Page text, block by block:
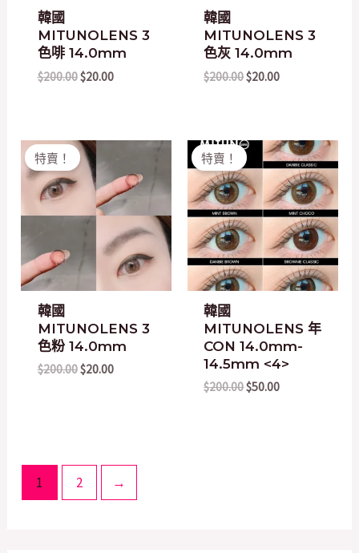
韓國
MITUNOLENS 3
色啡 14.0mm
$200.00$20.00
韓國
MITUNOLENS 3
色灰 14.0mm
$200.00$20.00
特賣！
韓國
MITUNOLENS 3
色粉 14.0mm
$200.00
Original
price
was:
$200.00.
$20.00
Current
is:
$20.00.
特賣！
韓國
MITUNOLENS 年
CON 14.0mm-
14.5mm <4>
$200.00
Original
price
was:
$200.00.
$50.00
Current
price
is:
$50.00.
1 2 →